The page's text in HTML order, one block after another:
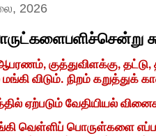
2026
ஆபரணம், குத்துவிளக்கு, தட்டு,
மங்கி விடும். நிறம் கறுத்துக்
ஏற்படும் வேதியியல்
வெள்ளிப் பொருள்களை